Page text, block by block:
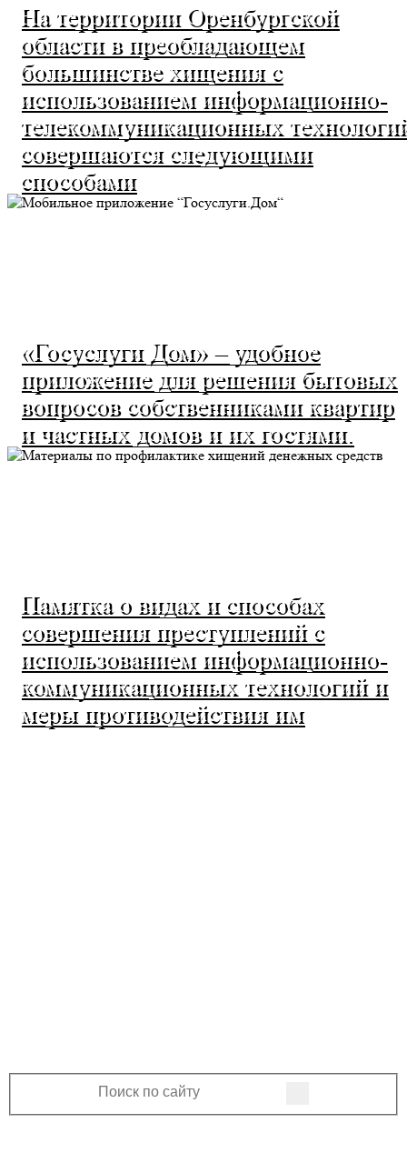
На территории Оренбургской
области в преобладающем
большинстве хищения с
использованием информационно-
телекоммуникационных
совершаются следующими
способами
«Госуслуги Дом» – удобное
приложение для решения бытовых
вопросов собственниками квартир
и частных домов и их гостями.
Памятка о видах и способах
совершения преступлений с
использованием информационно-
коммуникационных технологий и
меры противодействия им